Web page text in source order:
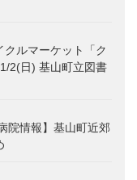
ルマーケット「ク
2(日) 基山町立図書
院情報】基山町近郊